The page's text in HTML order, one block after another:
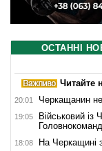
ОСТАННІ
Читайте
20:01 Черкащанин
19:05
Військовий із
18:08 На Черкащині